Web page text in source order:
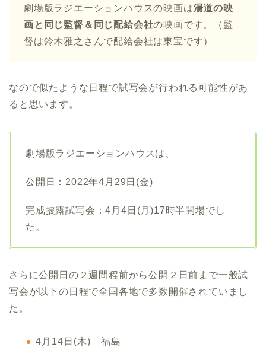
劇場版ラジエーションハウスの映画は湯道の映
画と同じ監督＆同じ配給会社の映画です。（監
督は鈴木雅之さんで配給会社は東宝です）
なので似たような日程で試写会が行われる可能性があ
ると思います。
劇場版ラジエーションハウスは、
公開日：2022年4月29日(金)
完成披露試写会：4月4日(月)17時半開場でし
た。
さらに公開日の２週間程前から公開２日前まで一般試
写会が以下の日程で全国各地で多数開催されていまし
た。
4月14日(木) 福島